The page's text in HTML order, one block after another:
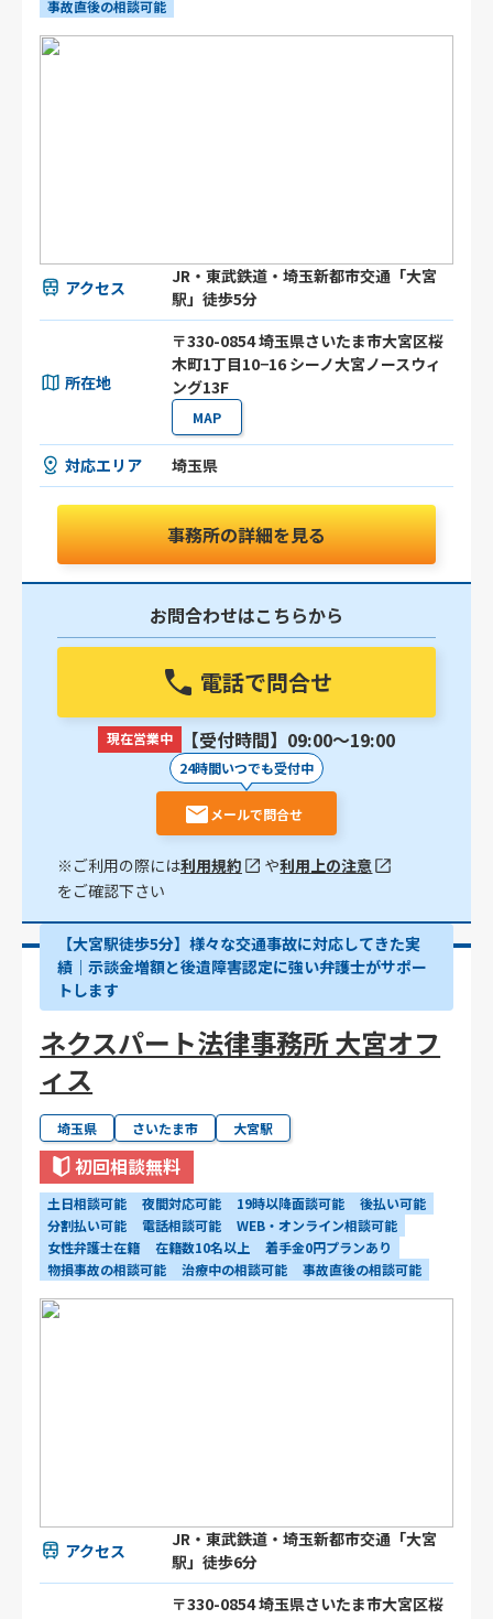
事故直後の相談可能
アクセス
JR・東武鉄道・埼玉新都市交通「大宮
駅」徒歩5分
所在地
〒330-0854 埼玉県さいたま市大宮区桜
木町1丁目10−16 シーノ大宮ノースウィ
ング13F
MAP
対応エリア 埼玉県
事務所の詳細を見る
お問合わせはこちらから
電話で問合せ
現在営業中 【受付時間】09:00〜19:00
24時間いつでも受付中
メールで問合せ
※ご利用の際には利用規約 や利用上の注意
をご確認下さい
【大宮駅徒歩5分】様々な交通事故に対応してきた実
績｜示談金増額と後遺障害認定に強い弁護士がサポー
トします
ネクスパート法律事務所 大宮オフ
ィス
埼玉県 さいたま市 大宮駅
初回相談無料
土日相談可能 夜間対応可能 19時以降面談可能
後払い可能
分割払い可能
電話相談可能
WEB・オンライン相談可能
女性弁護士在籍
在籍数10名以上
着手金0円プランあり
物損事故の相談可能
治療中の相談可能 事故直後の相談可能
アクセス
JR・東武鉄道・埼玉新都市交通「大宮
駅」徒歩6分
〒330-0854 埼玉県さいたま市大宮区桜